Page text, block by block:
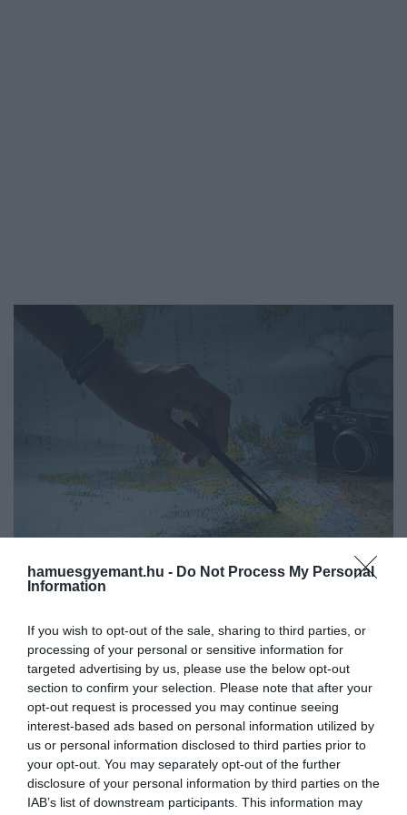
hamuesgyemant.hu - Do Not Process My Personal
Information
If you wish to opt-out of the sale, sharing to third parties, or
processing of your personal or sensitive information for
targeted advertising by us, please use the below opt-out
section to confirm your selection. Please note that after your
opt-out request is processed you may continue seeing
interest-based ads based on personal information utilized by
us or personal information disclosed to third parties prior to
your opt-out. You may separately opt-out of the further
disclosure of your personal information by third parties on the
IAB’s list of downstream participants. This information may
Richard Osman brit író szerint, ha az
ember soha nem téved el az életben, az
azt jelenti, hogy soha nem utazott el
egyetlen érdekes helyre sem. És valóban:
egy-egy utazás során szinte újjászületünk,
így egyáltalán nem meglepő, ha az
2024. JÚLIUS 25. ● HAMU ÉS GYÉMÁNT
5 stílusos kiegészítő az utazás
szerelmeseinek
HAMU ÉS GYÉMÁNT